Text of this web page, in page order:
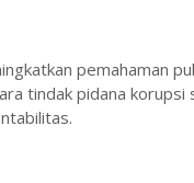
pemahaman
tindak pidana